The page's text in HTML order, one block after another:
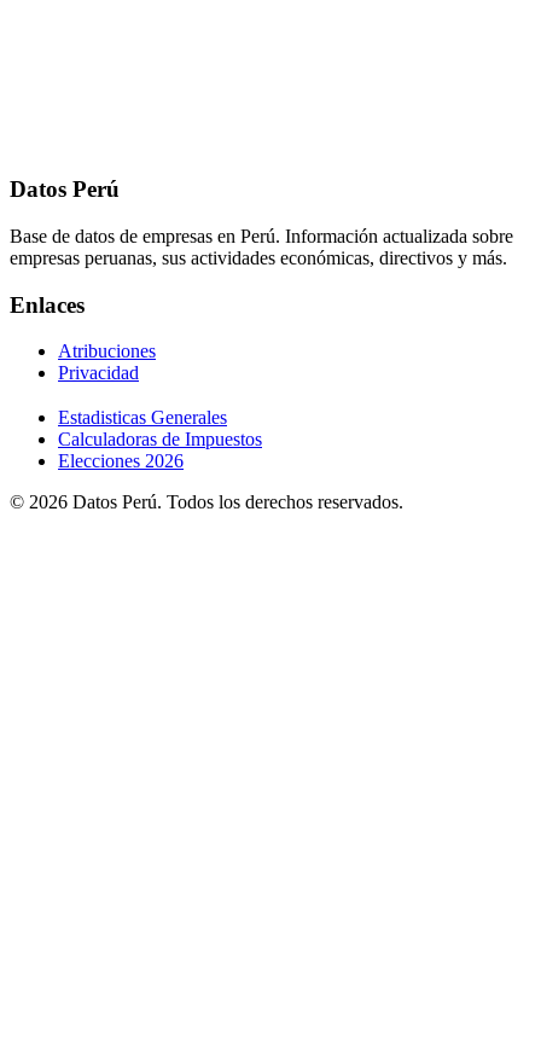
Datos Perú
Base de datos de empresas en Perú. Información actualizada sobre
empresas peruanas, sus actividades económicas, directivos y más.
Enlaces
Atribuciones
Privacidad
Estadisticas Generales
Calculadoras de Impuestos
Elecciones 2026
© 2026 Datos Perú. Todos los derechos reservados.